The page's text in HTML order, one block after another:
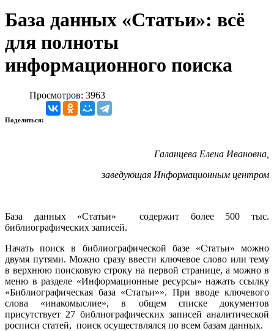
База данных «Статьи»: всё
для полноты
информационного поиска
Просмотров: 3963
Поделиться:
Галанцева Елена Ивановна,
заведующая Информационным центром
База данных «Статьи» содержит более 500 тыс.
библиографических записей.
Начать поиск в библиографической базе «Статьи» можно
двумя путями. Можно сразу ввести ключевое слово или тему
в верхнюю поисковую строку на первой странице, а можно в
меню в разделе «Информационные ресурсы» нажать ссылку
«Библиографическая база «Статьи»». При вводе ключевого
слова «инакомыслие», в общем списке документов
присутствует 27 библиографических записей аналитической
росписи статей, поиск осуществлялся по всем базам данных.